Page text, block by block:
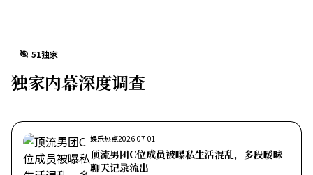
51独家
独家内幕深度调查
娱乐热点2026-07-01
顶流男团C位成员被曝私生活混乱，多段暧昧
聊天记录流出